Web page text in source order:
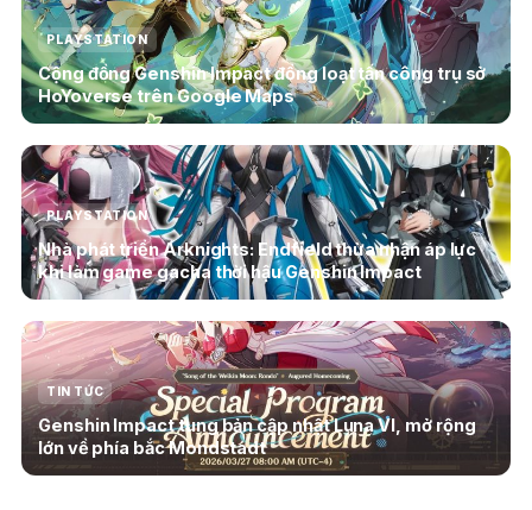
PLAYSTATION
Cộng đồng Genshin Impact đồng loạt tấn công trụ sở
HoYoverse trên Google Maps
PLAYSTATION
Nhà phát triển Arknights: Endfield thừa nhận áp lực
khi làm game gacha thời hậu Genshin Impact
TIN TỨC
Genshin Impact tung bản cập nhật Luna VI, mở rộng
lớn về phía bắc Mondstadt